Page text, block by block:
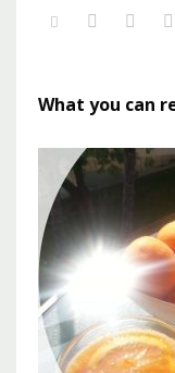
What you can